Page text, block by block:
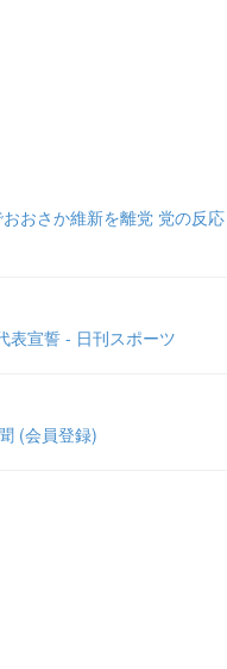
おさか維新を離党 党の反応
表宣誓 - 日刊スポーツ
(会員登録)